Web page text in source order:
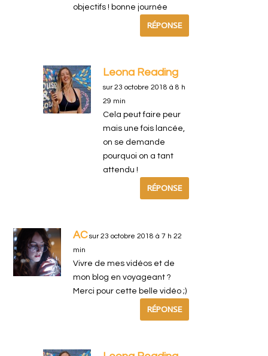
objectifs ! bonne journée
RÉPONSE
Leona Reading
sur 23 octobre 2018 à 8 h
29 min
Cela peut faire peur
mais une fois lancée,
on se demande
pourquoi on a tant
attendu !
RÉPONSE
AC sur 23 octobre 2018 à 7 h 22
min
Vivre de mes vidéos et de
mon blog en voyageant ?
Merci pour cette belle vidéo ;)
RÉPONSE